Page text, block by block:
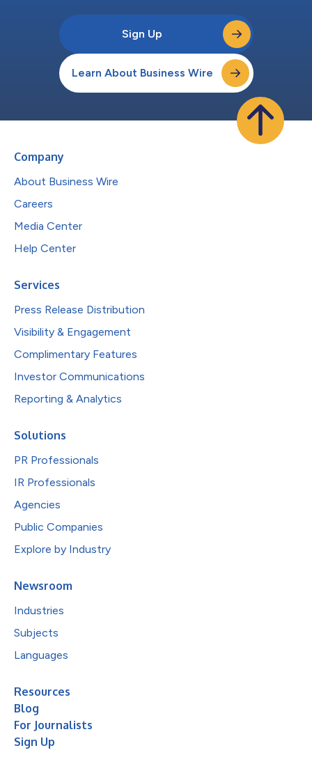
Sign Up
Learn About Business Wire
Company
About Business Wire
Careers
Media Center
Help Center
Services
Press Release Distribution
Visibility & Engagement
Complimentary Features
Investor Communications
Reporting & Analytics
Solutions
PR Professionals
IR Professionals
Agencies
Public Companies
Explore by Industry
Newsroom
Industries
Subjects
Languages
Resources
Blog
For Journalists
Sign Up